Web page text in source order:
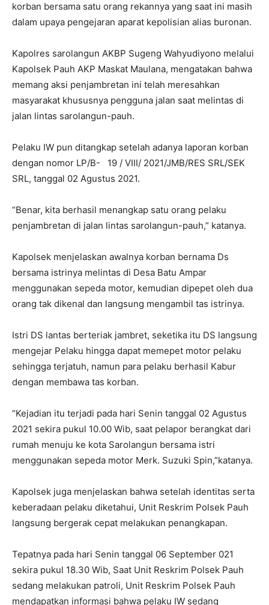
korban bersama satu orang rekannya yang saat ini masih
dalam upaya pengejaran aparat kepolisian alias buronan.
Kapolres sarolangun AKBP Sugeng Wahyudiyono melalui
Kapolsek Pauh AKP Maskat Maulana, mengatakan bahwa
memang aksi penjambretan ini telah meresahkan
masyarakat khususnya pengguna jalan saat melintas di
jalan lintas sarolangun-pauh.
Pelaku IW pun ditangkap setelah adanya laporan korban
dengan nomor LP/B- 19 / VIII/ 2021/JMB/RES SRL/SEK
SRL, tanggal 02 Agustus 2021.
“Benar, kita berhasil menangkap satu orang pelaku
penjambretan di jalan lintas sarolangun-pauh,” katanya.
Kapolsek menjelaskan awalnya korban bernama Ds
bersama istrinya melintas di Desa Batu Ampar
menggunakan sepeda motor, kemudian dipepet oleh dua
orang tak dikenal dan langsung mengambil tas istrinya.
Istri DS lantas berteriak jambret, seketika itu DS langsung
mengejar Pelaku hingga dapat memepet motor pelaku
sehingga terjatuh, namun para pelaku berhasil Kabur
dengan membawa tas korban.
“Kejadian itu terjadi pada hari Senin tanggal 02 Agustus
2021 sekira pukul 10.00 Wib, saat pelapor berangkat dari
rumah menuju ke kota Sarolangun bersama istri
menggunakan sepeda motor Merk. Suzuki Spin,”katanya.
Kapolsek juga menjelaskan bahwa setelah identitas serta
keberadaan pelaku diketahui, Unit Reskrim Polsek Pauh
langsung bergerak cepat melakukan penangkapan.
Tepatnya pada hari Senin tanggal 06 September 021
sekira pukul 18.30 Wib, Saat Unit Reskrim Polsek Pauh
sedang melakukan patroli, Unit Reskrim Polsek Pauh
mendapatkan informasi bahwa pelaku IW sedang